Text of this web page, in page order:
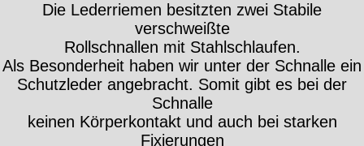
Die Lederriemen besitzten zwei Stabile
verschweißte
Rollschnallen mit Stahlschlaufen.
Als Besonderheit haben wir unter der Schnalle ein
Schutzleder angebracht. Somit gibt es bei der
Schnalle
keinen Körperkontakt und auch bei starken
Fixierungen